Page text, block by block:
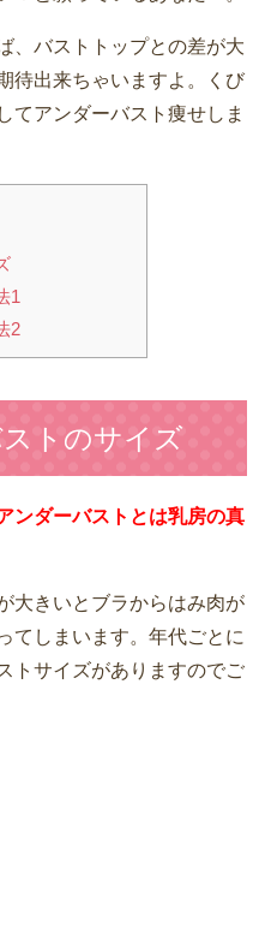
、バストトップとの差が大
待出来ちゃいますよ。くび
てアンダーバスト痩せしま
1
2
トのサイズ
ンダーバストとは乳房の真
大きいとブラからはみ肉が
てしまいます。年代ごとに
トサイズがありますのでご